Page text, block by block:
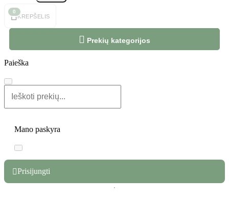

0
KREPŠELIS
 Prekių kategorijos
Paieška
Mano paskyra
Prisijungti